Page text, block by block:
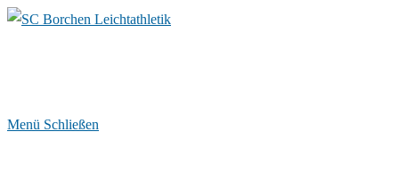
Zum
Menü Schließen